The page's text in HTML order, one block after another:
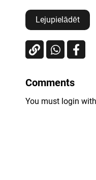
Lejupielādēt
Comments
You must login